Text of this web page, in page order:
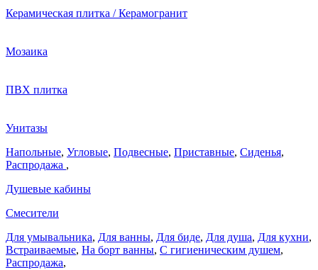
Керамическая плитка / Керамогранит
Мозаика
ПВХ плитка
Унитазы
Напольные, Угловые, Подвесные, Приставные, Сиденья,
Распродажа ,
Душевые кабины
Смесители
Для умывальника, Для ванны, Для биде, Для душа, Для кухни,
Встраиваемые, На борт ванны, C гигиеническим душем,
Распродажа,